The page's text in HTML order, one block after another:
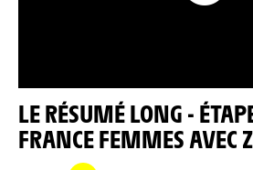
LE RÉSUMÉ LONG - ÉTAPE 2 - TOUR DE
FRANCE FEMMES AVEC